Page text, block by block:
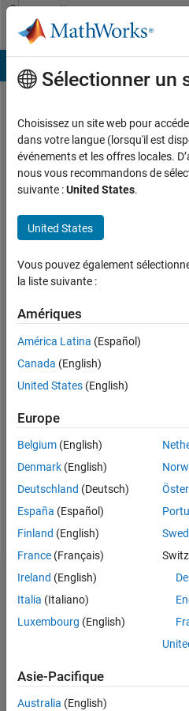
Passer au contenu
Community
Profile
Yan
Koon
Ang
Last
seen:
de 5
ans il
|
Actif
depuis
0
Following:
0
Follow
Tableau de bord
Statistiques
Cody
-2
-1 2
3
4
Sélectionner un
Choisissez un site web pour
dans votre langue (lorsqu'il est
événements et les offres locales.
nous vous recommandons de
suivante :United States.
United States
Vous pouvez également
la liste suivante :
Amériques
América Latina (Español)
Canada (English)
United States (English)
Europe
Belgium (English)
Denmark (English)
Deutschland (Deutsch)
España (Español)
Finland (English)
France (Français)
Ireland (English)
Italia (Italiano)
Luxembourg (English)
Asie-Pacifique
Australia (English)